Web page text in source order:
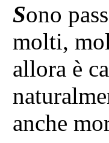
Sono
molti,
allora è
anche